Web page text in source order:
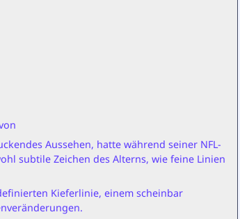
Aussehen, hatte während seiner NFL-
subtile Zeichen des Alterns, wie feine Linien
Kieferlinie, einem scheinbar